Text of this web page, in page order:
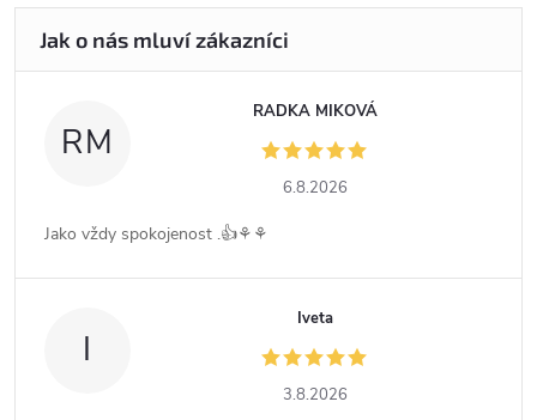
RM
RADKA MIKOVÁ
6.8.2026
Jako vždy spokojenost .👍⚘️⚘️
I
Iveta
3.8.2026